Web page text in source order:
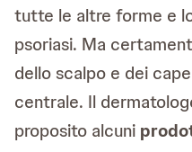
tutte le altre forme e
psoriasi. Ma
dello scalpo e dei
centrale. Il
proposito alcuni